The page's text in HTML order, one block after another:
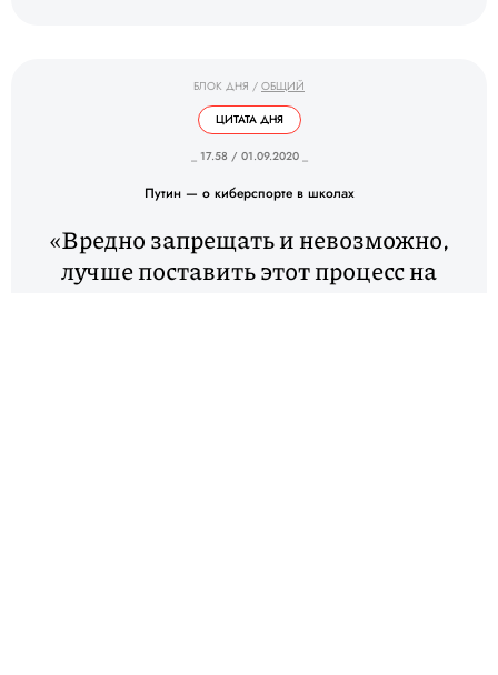
БЛОК ДНЯ / ОБЩИЙ
ЦИТАТА ДНЯ
_ 17.58 / 01.09.2020 _
Путин — о киберспорте в школах
«Вредно запрещать и невозможно,
лучше поставить этот процесс на